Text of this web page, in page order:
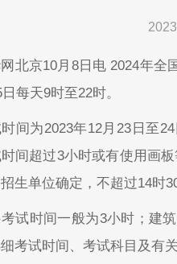
北京10月8日电 2024年全
每天9时至22时。
间为2023年12月23日至
间超过3小时或有使用画
生单位确定，不超过14时
试时间一般为3小时；建
考试时间、考试科目及有